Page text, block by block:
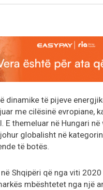
dinamike të pijeve
me cilësinë evropiane,
themeluar në Hungari në
globalisht në
të botës.
në Shqipëri që nga viti
mbështetet nga një